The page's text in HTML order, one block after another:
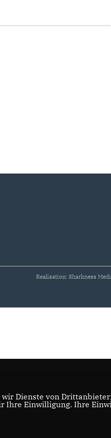
Realisation: Sharkness
Dienste von
Ihre Einwilligung. Ihre